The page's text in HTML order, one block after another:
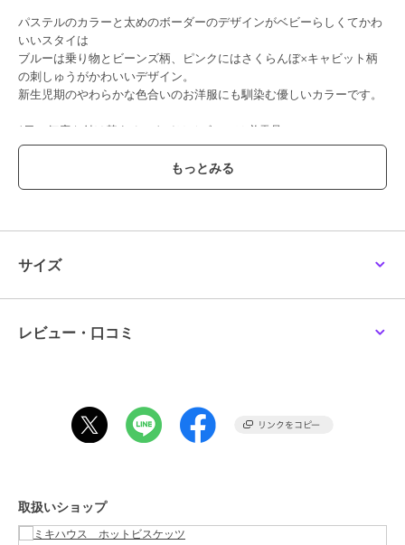
パステルのカラーと太めのボーダーのデザインがベビーらしくてかわ
いいスタイは
ブルーは乗り物とビーンズ柄、ピンクにはさくらんぼ×キャビット柄
の刺しゅうがかわいいデザイン。
新生児期のやわらかな色合いのお洋服にも馴染む優しいカラーです。
1日に何度も付け替えるスタイはベビーには必需品！
おしゃれアイテムにもなるスタイは、プチギフトにもぴったりです。
直接お肌に触れる表地はふんわりやわらかなパイル素材。
出産準備アイテムとして、またご出産お祝いのプレゼントやギフトの
プラス1にも◎
●日本製
子どもたちには毎日ごきげんに、楽しく健やかに 過ごしてほしいか
赤ちゃんからキッズまでの子ども服・ベビー服・ベビー用品等を幅広
くご用意しています。
サイズ
レビュー・口コミ
取扱いショップ